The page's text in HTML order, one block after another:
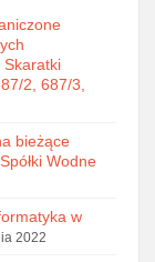
Skaratki
2, 687/3,
bieżące
Wodne
w
2022